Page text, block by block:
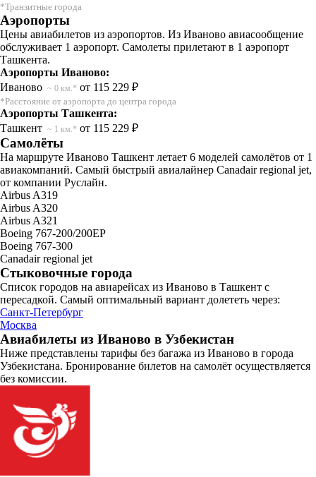
*Транзитные города
Аэропорты
Цены авиабилетов из аэропортов. Из Иваново авиасообщение
обслуживает 1 аэропорт. Самолеты прилетают в 1 аэропорт
Ташкента.
Аэропорты Иваново:
Иваново ~ 0 км.* от 115 229 ₽
*Расстояние от аэропорта до центра города
Аэропорты Ташкента:
Ташкент ~ 1 км.* от 115 229 ₽
Самолёты
На маршруте Иваново Ташкент летает 6 моделей самолётов от 1
авиакомпаний. Самый быстрый авиалайнер Canadair regional jet,
от компании Руслайн.
Airbus A319
Airbus A320
Airbus A321
Boeing 767-200/200ЕР
Boeing 767-300
Canadair regional jet
Стыковочные города
Список городов на авиарейсах из Иваново в Ташкент с
пересадкой. Самый оптимальный вариант долететь через:
Санкт-Петербург
Москва
Авиабилеты из Иваново в Узбекистан
Ниже представлены тарифы без багажа из Иваново в города
Узбекистана. Бронирование билетов на самолёт осуществляется
без комиссии.